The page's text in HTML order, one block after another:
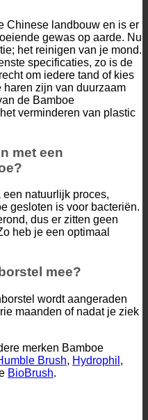
Chinese landbouw en is er
gewas op aarde. Nu
het reinigen van je mond.
specificaties, zo is de
om iedere tand of kies
zijn van duurzaam
de Bamboe
verminderen van plastic
met een
natuurlijk proces,
gesloten is voor bacteriën.
dus er zitten geen
heb je een optimaal
mee?
wordt aangeraden
maanden of nadat je ziek
merken Bamboe
Brush, Hydrophil ,
BioBrush.